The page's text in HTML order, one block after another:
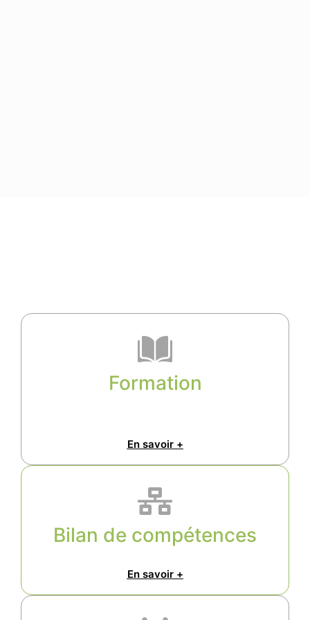
Formation
En savoir +
Bilan de compétences
En savoir +